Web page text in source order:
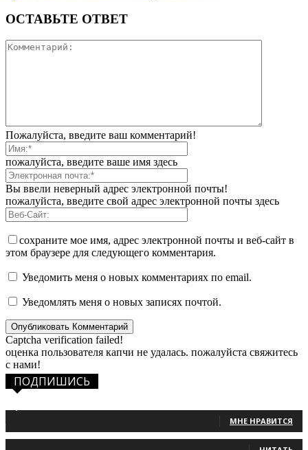
ОСТАВЬТЕ ОТВЕТ
Пожалуйста, введите ваш комментарий!
пожалуйста, введите ваше имя здесь
Вы ввели неверный адрес электронной почты!
пожалуйста, введите свой адрес электронной почты здесь
сохраните мое имя, адрес электронной почты и веб-сайт в
этом браузере для следующего комментария.
Уведомить меня о новых комментариях по email.
Уведомлять меня о новых записях почтой.
Captcha verification failed!
оценка пользователя капчи не удалась. пожалуйста свяжитесь
с нами!
ПОДПИШИСЬ
МНЕ НРАВИТСЯ